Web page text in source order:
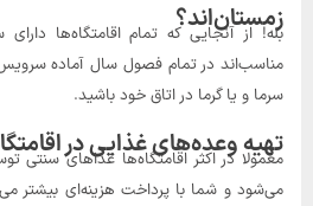
زمستان‌اند؟
بله! از آنجایی که تمام اقامتگاه‌ها
مناسب‌اند در تمام فصول سال آماده
سرما و یا گرما در اتاق خود باشید.
تهیه وعده‌های غذایی در
معمولا در اکثر اقامتگاه‌ها غذاهای
می‌شود و شما با پرداخت هزینه‌ای بیشتر